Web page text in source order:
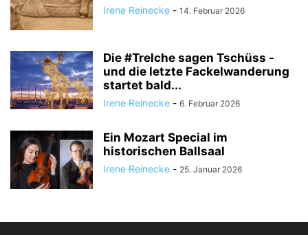
Irene Reinecke - 14. Februar 2026
Die #Trelche sagen Tschüss -
und die letzte Fackelwanderung
startet bald...
Irene Reinecke - 6. Februar 2026
Ein Mozart Special im
historischen Ballsaal
Irene Reinecke - 25. Januar 2026